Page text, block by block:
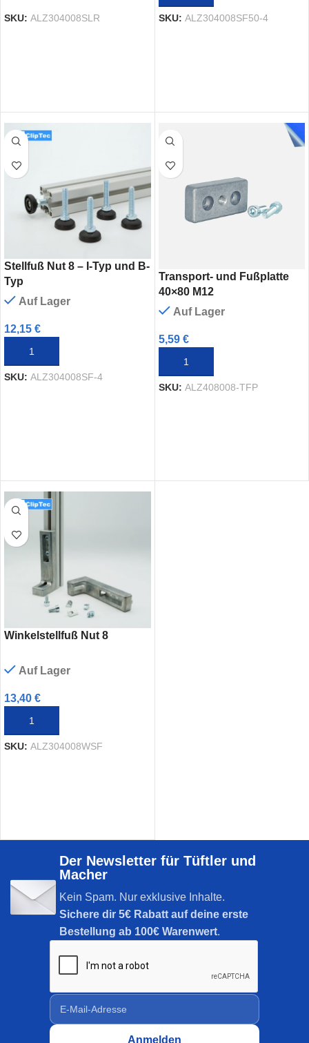
SKU: ALZ304008SLR SKU: ALZ304008SF50-4
Stellfuß Nut 8 – I-Typ und B-
Typ
Auf Lager
12,15 €
IN DEN WARENKORB
SKU: ALZ304008SF-4
Transport- und Fußplatte
40×80 M12
Auf Lager
5,59 €
IN DEN WARENKORB
SKU: ALZ408008-TFP
Winkelstellfuß Nut 8
Auf Lager
13,40 €
IN DEN WARENKORB
SKU: ALZ304008WSF
Der Newsletter für Tüftler und
Macher
Kein Spam. Nur exklusive Inhalte.
Sichere dir 5€ Rabatt auf deine erste
Bestellung ab 100€ Warenwert.